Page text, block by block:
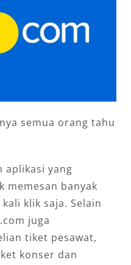
semua orang tahu
aplikasi yang
memesan banyak
klik saja. Selain
juga
tiket pesawat,
konser dan